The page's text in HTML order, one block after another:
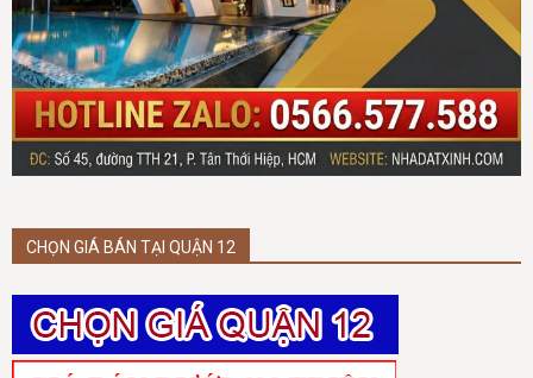
CHỌN GIÁ BÁN TẠI QUẬN 12